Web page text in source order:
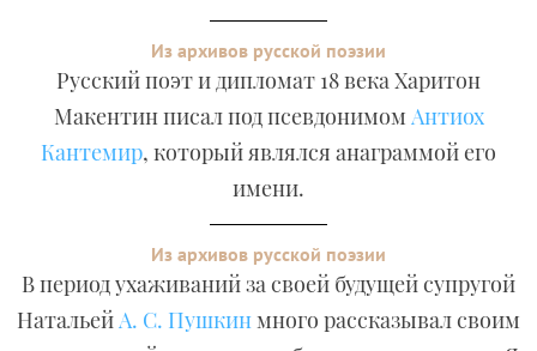
Из архивов русской поэзии
Русский поэт и дипломат 18 века Харитон
Макентин писал под псевдонимом Антиох
Кантемир, который являлся анаграммой его
имени.
Из архивов русской поэзии
В период ухаживаний за своей будущей супругой
НатальейА. С. Пушкинмного рассказывал своим